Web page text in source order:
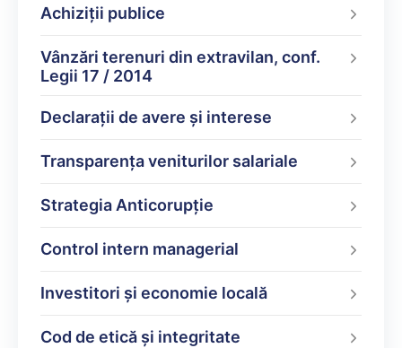
Achiziții publice
Vânzări terenuri din extravilan, conf.
Legii 17 / 2014
Declarații de avere şi interese
Transparența veniturilor salariale
Strategia Anticorupție
Control intern managerial
Investitori și economie locală
Cod de etică și integritate